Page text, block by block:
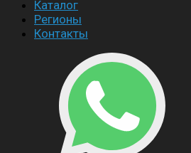
Каталог
Регионы
Контакты